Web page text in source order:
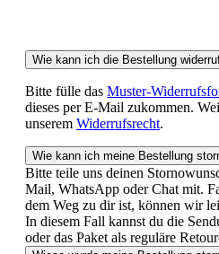
Wie kann ich die Bestellung
Bitte fülle das Muster-
dieses per E-Mail zukommen.
unserem Widerrufsrecht.
Wie kann ich meine Bestellung
Bitte teile uns deinen
Mail, WhatsApp oder Chat mit.
dem Weg zu dir ist, können wir
In diesem Fall kannst du die
oder das Paket als reguläre